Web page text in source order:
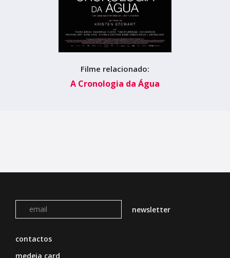
Filme relacionado:
A Cronologia da Água
contactos
medeia card